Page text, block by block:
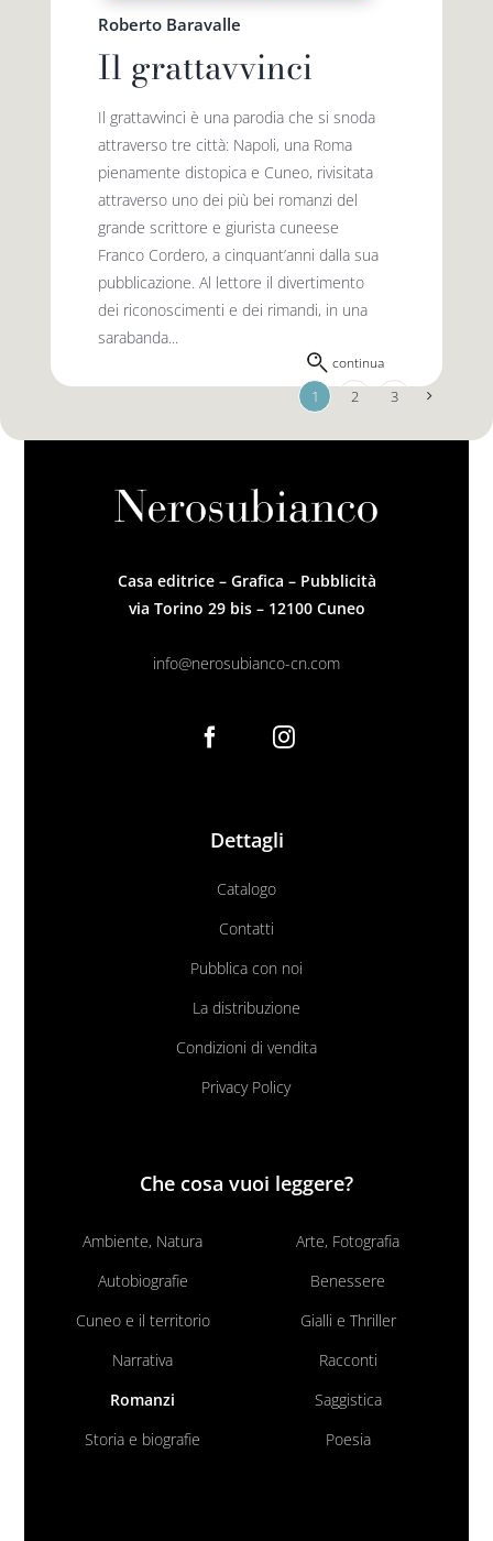
Roberto Baravalle
Il grattavvinci
Il grattavvinci è una parodia che si snoda
attraverso tre città: Napoli, una Roma
pienamente distopica e Cuneo, rivisitata
attraverso uno dei più bei romanzi del
grande scrittore e giurista cuneese
Franco Cordero, a cinquant’anni dalla sua
pubblicazione. Al lettore il divertimento
dei riconoscimenti e dei rimandi, in una
sarabanda...
continua
1 2 3
Casa editrice – Grafica – Pubblicità
via Torino 29 bis – 12100 Cuneo
info@nerosubianco-cn.com
Dettagli
Catalogo
Contatti
Pubblica con noi
La distribuzione
Condizioni di vendita
Privacy Policy
Che cosa vuoi leggere?
Ambiente, Natura
Arte, Fotografia
Autobiografie
Benessere
Cuneo e il territorio
Gialli e Thriller
Narrativa
Racconti
Romanzi
Saggistica
Storia e biografie
Poesia